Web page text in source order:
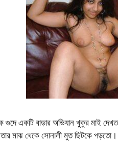
একটি বাড়ার অভিযান খুকুর মাই
মাঝ থেকে সোনালী মুত ছিটকে পড়তো।